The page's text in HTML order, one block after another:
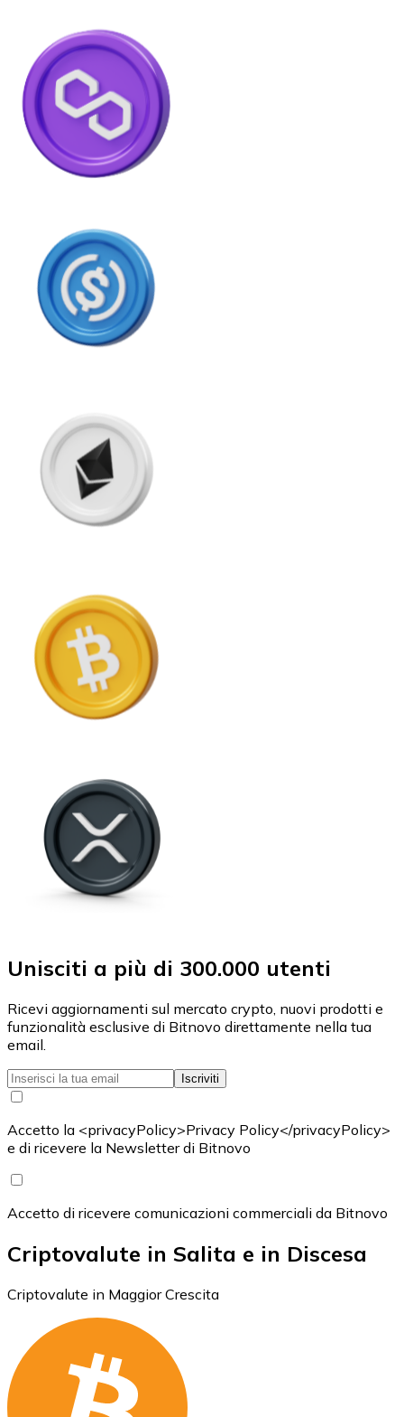
Unisciti a più di 300.000 utenti
Ricevi aggiornamenti sul mercato crypto, nuovi prodotti e
funzionalità esclusive di Bitnovo direttamente nella tua
email.
Iscriviti
Accetto la <privacyPolicy>Privacy Policy</privacyPolicy>
e di ricevere la Newsletter di Bitnovo
Accetto di ricevere comunicazioni commerciali da Bitnovo
Criptovalute in Salita e in Discesa
Criptovalute in Maggior Crescita